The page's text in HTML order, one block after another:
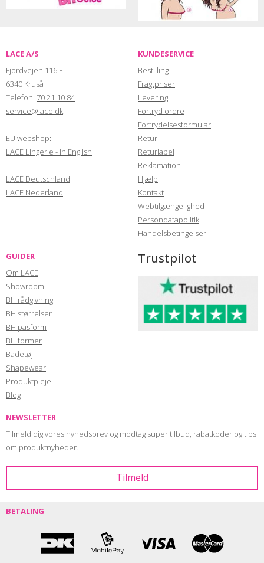
LACE A/S
Fjordvejen 116 E
6340 Kruså
Telefon: 70 21 10 84
service@lace.dk
EU webshop:
LACE Lingerie - in English
LACE Deutschland
LACE Nederland
KUNDESERVICE
Bestilling
Fragtpriser
Levering
Fortryd ordre
Fortrydelsesformular
Retur
Returlabel
Reklamation
Hjælp
Kontakt
Webtilgængelighed
Persondatapolitik
Handelsbetingelser
GUIDER
Om LACE
Showroom
BH rådgivning
BH størrelser
BH pasform
BH former
Badetøj
Shapewear
Produktpleje
Blog
Trustpilot
NEWSLETTER
Tilmeld dig vores nyhedsbrev og modtag super tilbud, rabatkoder og tips
om produktnyheder.
BETALING